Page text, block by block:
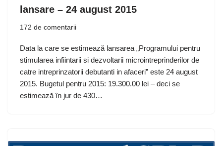
lansare – 24 august 2015
172 de comentarii
Data la care se estimează lansarea „Programului pentru
stimularea infiintarii si dezvoltarii microintreprinderilor de
catre intreprinzatorii debutanti in afaceri” este 24 august
2015. Bugetul pentru 2015: 19.300.00 lei – deci se
estimează în jur de 430…